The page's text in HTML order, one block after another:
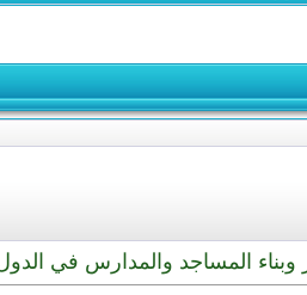
المساجد والمدارس في الدول